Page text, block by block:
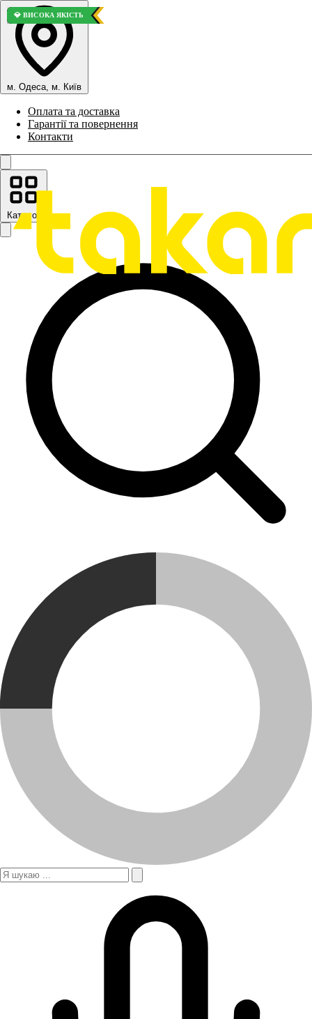
м. Одеса, м. Київ
Оплата та доставка
Гарантії та повернення
Контакти
Каталог
🚀 ТОП ПРОДАЖІВ
🏆 КРАЩИЙ ВАРІАНТ
⭐ ВИБІР ПОКУПЦІВ
⭐ ВИБІР ПОКУПЦІВ
💎 ВИСОКА ЯКІСТЬ